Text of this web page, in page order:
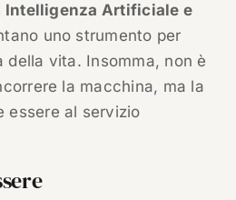
Intelligenza Artificiale e
uno strumento per
della vita. Insomma, non è
la macchina, ma la
essere al servizio